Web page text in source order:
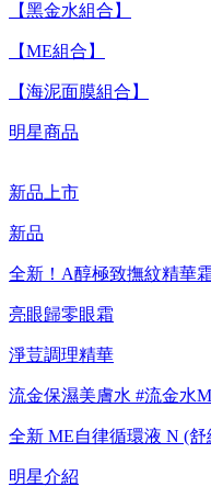
【8/4-8/9 新客LINE
【重要公告】IPSA 無法
【黑金水組合】
【ME組合】
【海泥面膜組合】
明星商品
新品上市
新品
全新！A醇極致撫紋精華
亮眼歸零眼霜
淨荳調理精華
流金保濕美膚水 #流金水
全新 ME自律循環液 N (
明星介紹